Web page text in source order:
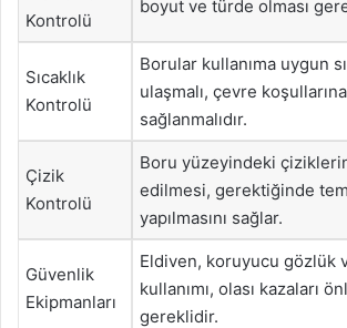
Kontrolü
boyut ve türde olması
Sıcaklık
Kontrolü
Borular kullanıma uygun
ulaşmalı, çevre
sağlanmalıdır.
Çizik
Kontrolü
Boru yüzeyindeki
edilmesi, gerektiğinde
yapılmasını sağlar.
Güvenlik
Ekipmanları
Eldiven, koruyucu gözlük
kullanımı, olası kazaları
gereklidir.